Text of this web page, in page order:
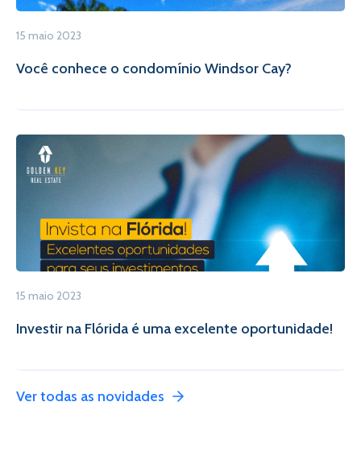
15 maio 2023
Você conhece o condomínio Windsor Cay?
15 maio 2023
Investir na Flórida é uma excelente oportunidade!
Ver todas as novidades